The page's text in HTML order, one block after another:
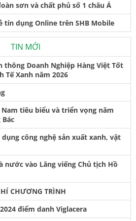
sơn và chất phủ số 1 châu Á
tín dụng Online trên SHB Mobile
TIN MỚI
Doanh Nghiệp Hàng Việt Tốt
Tế Xanh năm 2026
tiêu biểu và triển vọng năm
công nghệ sản xuất xanh, vật
nước vào Lăng viếng Chủ tịch Hồ
CHƯƠNG TRÌNH
điểm danh Viglacera